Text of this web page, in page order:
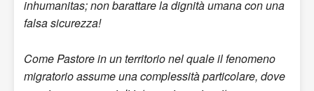
inhumanitas; non barattare la dignità umana con una
falsa sicurezza!
Come Pastore in un territorio nel quale il fenomeno
migratorio assume una complessità particolare, dove